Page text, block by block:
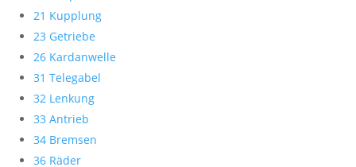
21 Kupplung
23 Getriebe
26 Kardanwelle
31 Telegabel
32 Lenkung
33 Antrieb
34 Bremsen
36 Räder